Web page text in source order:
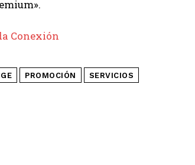
Conexión
PROMOCIÓN SERVICIOS